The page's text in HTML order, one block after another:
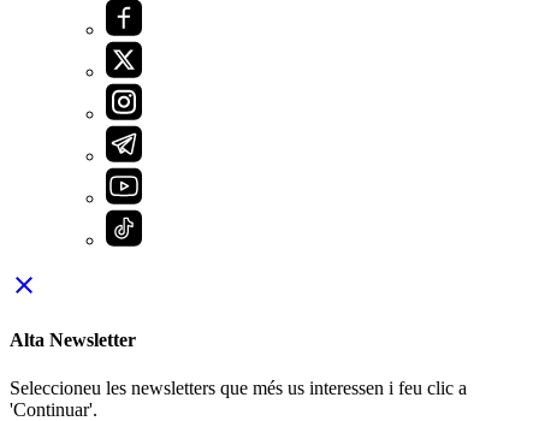
close
Alta Newsletter
Seleccioneu les newsletters que més us interessen i feu clic a
'Continuar'.